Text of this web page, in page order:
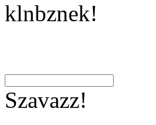
klnbznek!
Szavazz!